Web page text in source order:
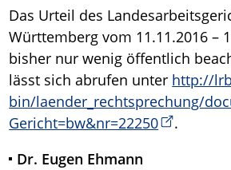
Das Urteil des
Württemberg vom 11.11.2016 –
bisher nur wenig öffentlich
lässt sich abrufen unter http://
bin/laender_rechtsprechung/
Gericht=bw&nr=22250
.
Dr. Eugen Ehmann